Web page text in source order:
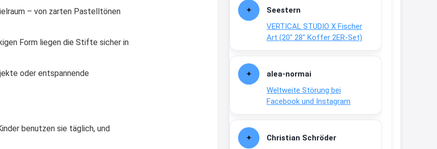
– von zarten Pastelltönen
Form liegen die Stifte sicher in
oder entspannende
benutzen sie täglich, und
Seestern
VERTICAL STUDIO X Fischer
Art (20″ 28″ Koffer 2ER-Set)
alea-normai
Weltweite Störung bei
Facebook und Instagram
Christian Schröder
An 01.08. / Sensodyne Rabatt 3€
/ max. 15.000www.erlebe-
↩
www.meineapotheke.de/